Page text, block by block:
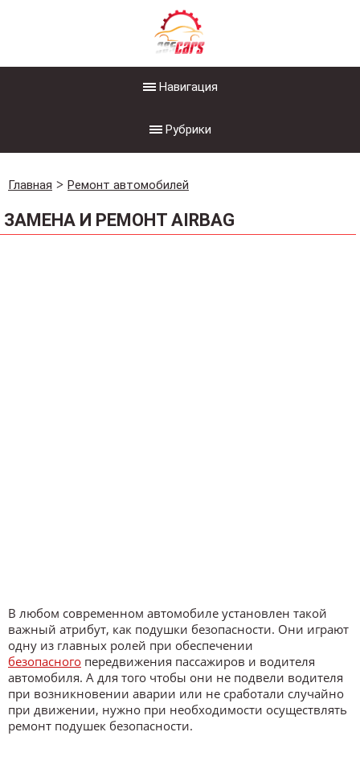
Навигация
Рубрики
Главная Ремонт автомобилей
ЗАМЕНА И РЕМОНТ AIRBAG
В любом современном автомобиле установлен такой
важный атрибут, как подушки безопасности. Они играют
одну из главных ролей при обеспечении
безопасного передвижения пассажиров и водителя
автомобиля. А для того чтобы они не подвели водителя
при возникновении аварии или не сработали случайно
при движении, нужно при необходимости осуществлять
ремонт подушек безопасности.